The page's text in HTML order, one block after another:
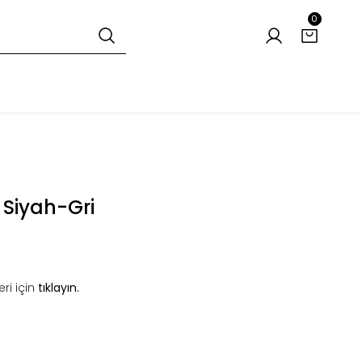
0
Siyah-Gri
için tıklayın.